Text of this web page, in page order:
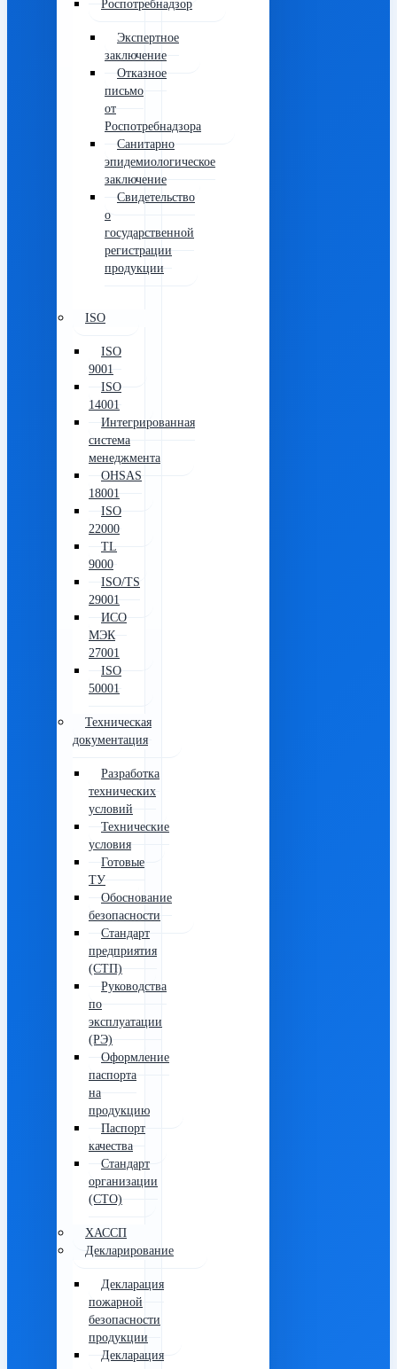
Роспотребнадзор
Экспертное
заключение
Отказное
письмо
от
Роспотребнадзора
Санитарно
эпидемиологическое
заключение
Свидетельство
о
государственной
регистрации
продукции
ISO
ISO
9001
ISO
14001
Интегрированная
система
менеджмента
OHSAS
18001
ISO
22000
TL
9000
ISO/TS
29001
ИСО
МЭК
27001
ISO
50001
Техническая
документация
Разработка
технических
условий
Технические
условия
Готовые
ТУ
Обоснование
безопасности
Стандарт
предприятия
(СТП)
Руководства
по
эксплуатации
(РЭ)
Оформление
паспорта
на
продукцию
Паспорт
качества
Стандарт
организации
(СТО)
ХАССП
Декларирование
Декларация
пожарной
безопасности
продукции
Декларация